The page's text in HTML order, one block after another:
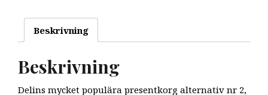
Beskrivning
Beskrivning
Delins mycket populära presentkorg alternativ nr 2,